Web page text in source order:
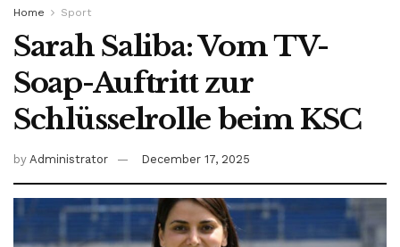
Home Sport
Sarah Saliba: Vom TV-
Soap-Auftritt zur
Schlüsselrolle beim KSC
by Administrator December 17, 2025